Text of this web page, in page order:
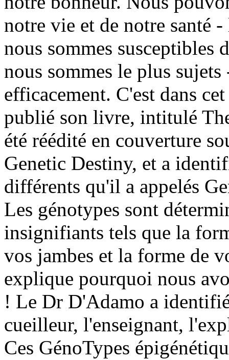
notre vie et de notre santé
nous sommes susceptibles
nous sommes le plus
efficacement. C'est dans
publié son livre, intitulé
été réédité en couverture
Genetic Destiny, et a
différents qu'il a appelés
Les génotypes sont
insignifiants tels que la
vos jambes et la forme de
explique pourquoi nous
! Le Dr D'Adamo a
cueilleur, l'enseignant,
Ces GénoTypes